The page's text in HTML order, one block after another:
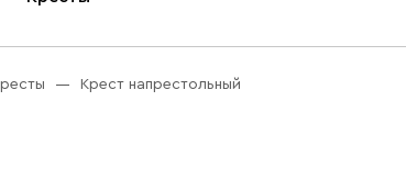
Крест напрестольный